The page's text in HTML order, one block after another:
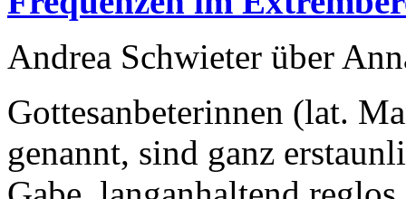
Andrea Schwieter über
Gottesanbeterinnen (lat.
genannt, sind ganz